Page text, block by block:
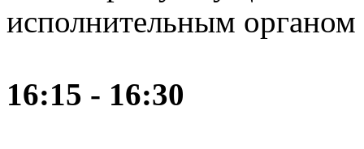
исполнительным органом
16:15 - 16:30